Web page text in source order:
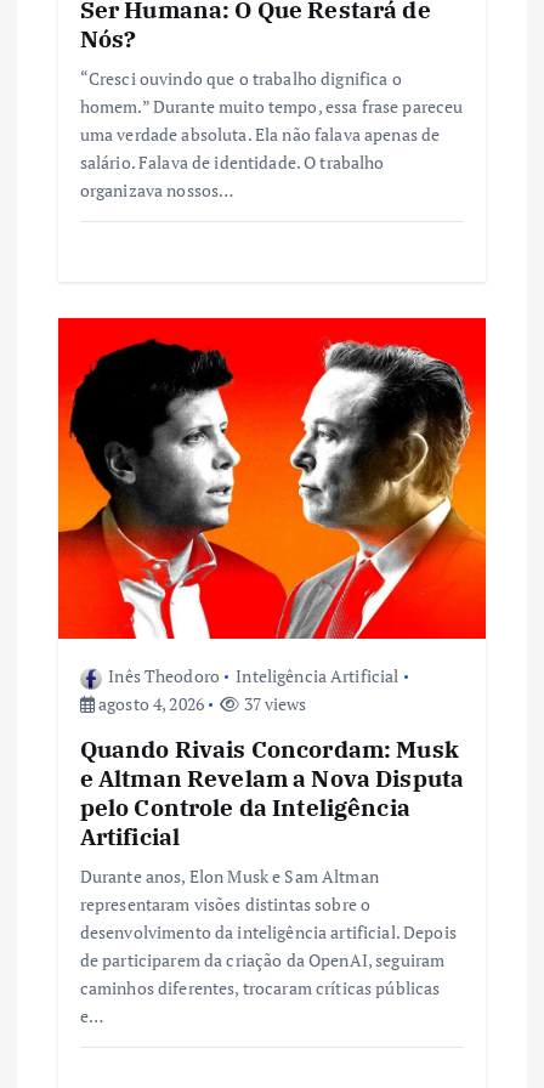
Ser Humana: O Que Restará de
Nós?
“Cresci ouvindo que o trabalho dignifica o
homem.” Durante muito tempo, essa frase pareceu
uma verdade absoluta. Ela não falava apenas de
salário. Falava de identidade. O trabalho
organizava nossos…
Inês Theodoro
Inteligência Artificial
agosto 4, 2026
37 views
Quando Rivais Concordam: Musk
e Altman Revelam a Nova Disputa
pelo Controle da Inteligência
Artificial
Durante anos, Elon Musk e Sam Altman
representaram visões distintas sobre o
desenvolvimento da inteligência artificial. Depois
de participarem da criação da OpenAI, seguiram
caminhos diferentes, trocaram críticas públicas
e…